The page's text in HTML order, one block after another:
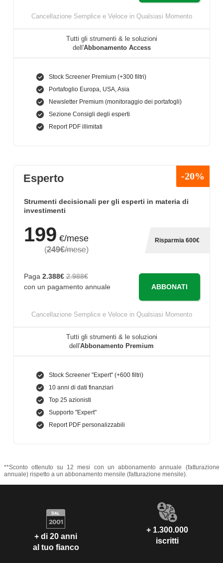
Cancellazione Semplice e Veloce in Qualsiasi Momento
Tutti gli strumenti & le soluzioni
dell'Abbonamento Access
Stock Screener Premium (+300 filtri)
Portafoglio Europa, USA, Asia
Newsletter Premium (monitoraggio dei portafogli)
Sezione Consigli degli esperti
Report PDF illimitati
Esperto -20%
Strumenti decisionali per gli esperti in materia di
investimenti
199 €/mese
(249€/mese)
Risparmia 600€
Paga 2.388€ 2.988€
con un pagamento annuale
ABBONATI
Cancellazione Semplice e Veloce in Qualsiasi Momento
Tutti gli strumenti & le soluzioni
dell'Abbonamento Premium
Stock Screener "Expert" (+600 filtri)
10 anni di dati finanziari
Top 25 azionisti
Supporto "Expert"
Report PDF personalizzabili
**Sconto ottenuto su 12 mesi con un abbonamento annuale (fatturazione
annuale) rispetto a un abbonamento mensile (fatturazione mensile).
+ di 20 anni
al tuo fianco
+ 1.300.000
iscritti